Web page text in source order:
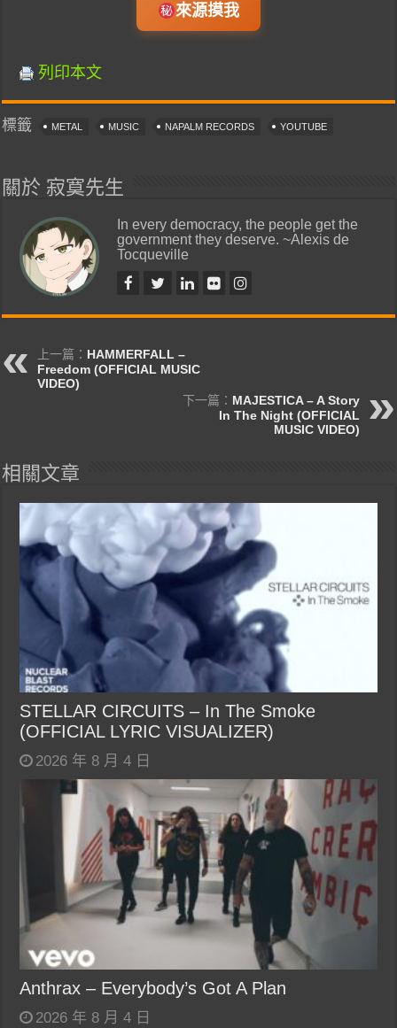
來源摸我
列印本文
標籤 METAL MUSIC NAPALM RECORDS YOUTUBE
關於 寂寞先生
In every democracy, the people get the
government they deserve. ~Alexis de
Tocqueville
上一篇： HAMMERFALL –
Freedom (OFFICIAL MUSIC
VIDEO)
下一篇： MAJESTICA – A Story
In The Night (OFFICIAL
MUSIC VIDEO)
相關文章
STELLAR CIRCUITS – In The Smoke
(OFFICIAL LYRIC VISUALIZER)
2026 年 8 月 4 日
Anthrax – Everybody’s Got A Plan
2026 年 8 月 4 日